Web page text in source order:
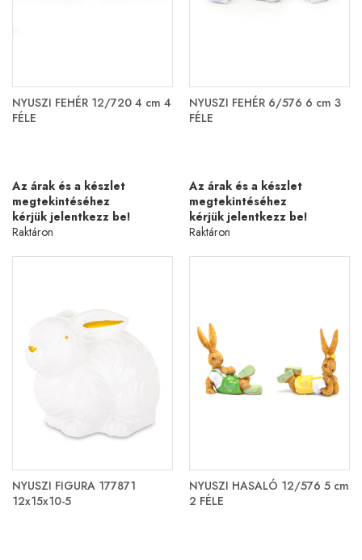
NYUSZI FEHÉR 12/720 4 cm 4
FÉLE
Az árak és a készlet
megtekintéséhez
kérjük jelentkezz be!
Raktáron
NYUSZI FEHÉR 6/576 6 cm 3
FÉLE
Az árak és a készlet
megtekintéséhez
kérjük jelentkezz be!
Raktáron
NYUSZI FIGURA 177871
12x15x10-5
NYUSZI HASALÓ 12/576 5 cm
2 FÉLE